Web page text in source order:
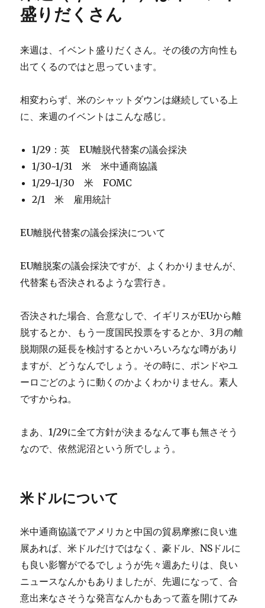
盛りだくさん
来週は、イベント盛りだくさん。その後の方向性も
出てくるのではと思っています。
相変わらず、米のシャットダウンは継続している上
に、来週のイベントはこんな感じ。
1/29：英 EU離脱代替案の議会採決
1/30~1/31 米 米中通商協議
1/29~1/30 米 FOMC
2/1 米 雇用統計
EU離脱代替案の議会採決について
EU離脱案の議会採決ですが、よくわかりませんが、
代替案も否決されるような雲行き。
否決された場合、合意なしで、イギリスがEUから離
脱するとか、もう一度国民投票をするとか、3月の離
脱期限の延長を検討するとかいろいろなな噂があり
ますが、どうなんでしょう。その時に、ポンドやユ
ーロごどのように動くのかよくわかりません。素人
ですからね。
まあ、1/29に全て方針が決まるなんて事も無さそう
なので、依然泥沼という所でしょう。
米ドルについて
米中通商協議でアメリカと中国の貿易摩擦に良い進
展あれば、米ドルだけではなく、豪ドル、NSドルに
も良い影響がでるでしょうが先々週あたりは、良い
ニュースなんかもありましたが、先週になって、合
意出来なさそうな発言なんかもあって蓋を開けてみ